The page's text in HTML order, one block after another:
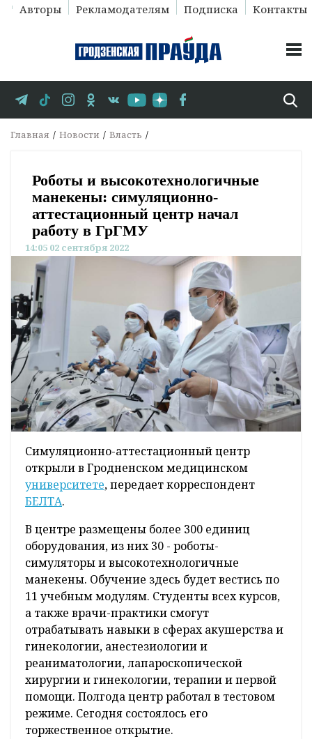
Авторы Рекламодателям Подписка Контакты
Главная Новости Власть
Роботы и высокотехнологичные
манекены: симуляционно-
аттестационный центр начал
работу в ГрГМУ
14:05 02 сентября 2022
Симуляционно-аттестационный центр
открыли в Гродненском медицинском
университете, передает корреспондент
БЕЛТА.
В центре размещены более 300 единиц
оборудования, из них 30 - роботы-
симуляторы и высокотехнологичные
манекены. Обучение здесь будет вестись по
11 учебным модулям. Студенты всех курсов,
а также врачи-практики смогут
отрабатывать навыки в сферах акушерства и
гинекологии, анестезиологии и
реаниматологии, лапароскопической
хирургии и гинекологии, терапии и первой
помощи. Полгода центр работал в тестовом
режиме. Сегодня состоялось его
торжественное открытие.